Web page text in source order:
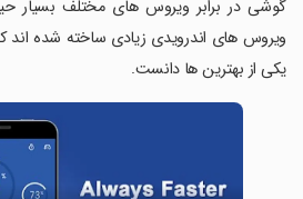
گوشی در برابر ویروس های مختلف بسیار
یکی از بهترین ها دانست.